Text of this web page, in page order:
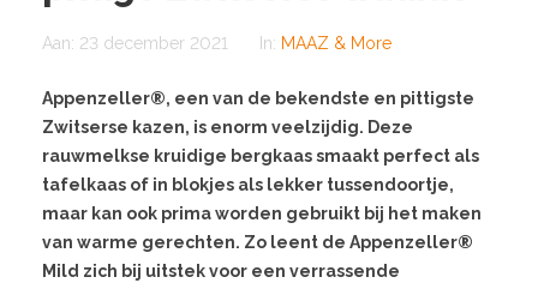
Aan: 23 december 2021 In: MAAZ & More
Appenzeller®, een van de bekendste en pittigste
Zwitserse kazen, is enorm veelzijdig. Deze
rauwmelkse kruidige bergkaas smaakt perfect als
tafelkaas of in blokjes als lekker tussendoortje,
maar kan ook prima worden gebruikt bij het maken
van warme gerechten. Zo leent de Appenzeller®
Mild zich bij uitstek voor een verrassende